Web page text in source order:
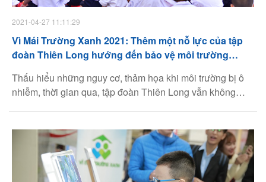
2021-04-27 11:11:29
Vì Mái Trường Xanh 2021: Thêm một nỗ lực của tập
đoàn Thiên Long hướng đến bảo vệ môi trường
trong kỷ nguyên mới
Thấu hiểu những nguy cơ, thảm họa khi môi trường bị ô
nhiễm, thời gian qua, tập đoàn Thiên Long vẫn không
sinh thái thông qua các chương trình xã hội tiêu biểu. Và
trong đó phải kể đến chương trình “Vì mái trường xanh”.